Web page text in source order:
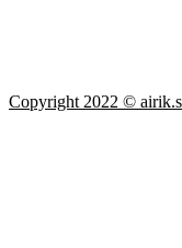
Copyright 2022 ©